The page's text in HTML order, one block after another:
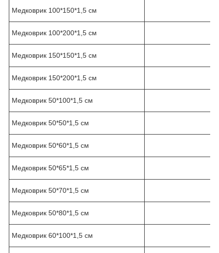
Медковрик 100*150*1,5 см
Медковрик 100*200*1,5 см
Медковрик 150*150*1,5 см
Медковрик 150*200*1,5 см
Медковрик 50*100*1,5 см
Медковрик 50*50*1,5 см
Медковрик 50*60*1,5 см
Медковрик 50*65*1,5 см
Медковрик 50*70*1,5 см
Медковрик 50*80*1,5 см
Медковрик 60*100*1,5 см